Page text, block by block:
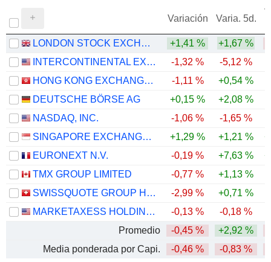
Variación Varia. 5d.
LONDON STOCK EXCHANGE GROUP PLC +1,41 % +1,67 %
INTERCONTINENTAL EXCHANGE, INC.
-1,32 % -5,12 %
HONG KONG EXCHANGES AND CLEARING LIMITED
-1,11 % +0,54 %
DEUTSCHE BÖRSE AG
+0,15 % +2,08 %
NASDAQ, INC.
-1,06 % -1,65 %
SINGAPORE EXCHANGE LIMITED
+1,29 % +1,21 %
EURONEXT N.V.
-0,19 % +7,63 %
TMX GROUP LIMITED
-0,77 % +1,13 %
SWISSQUOTE GROUP HOLDING SA
-2,99 % +0,71 %
MARKETAXESS HOLDINGS INC.
-0,13 % -0,18 %
Promedio
-0,45 % +2,92 %
Media ponderada por Capi.
-0,46 % -0,83 %